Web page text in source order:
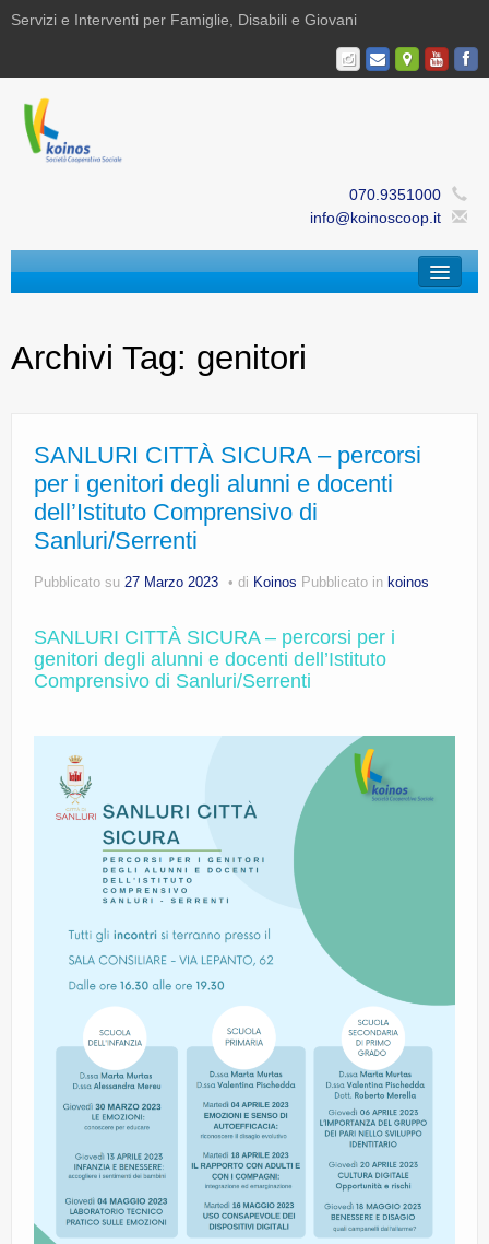
Servizi e Interventi per Famiglie, Disabili e Giovani
070.9351000
info@koinoscoop.it
Area Famiglie e Minori | Efè
Area Giovani | Bajania
Area Ricerca, Documentazione e Formazione |
CE.RI.FORM
CONTATTI
Lavora con noi
Centro Antiviolenza “Feminas” | PLUS Sanluri –
Archivi Tag: genitori
SANLURI CITTÀ SICURA – percorsi
per i genitori degli alunni e docenti
dell’Istituto Comprensivo di
Sanluri/Serrenti
Pubblicato su 27 Marzo 2023 di Koinos Pubblicato in koinos
SANLURI CITTÀ SICURA – percorsi per i
genitori degli alunni e docenti dell’Istituto
Comprensivo di Sanluri/Serrenti